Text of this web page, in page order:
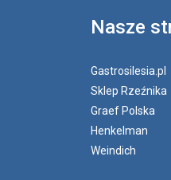
Nasze
Gastrosilesia.pl
Sklep Rzeźnika
Graef Polska
Henkelman
Weindich